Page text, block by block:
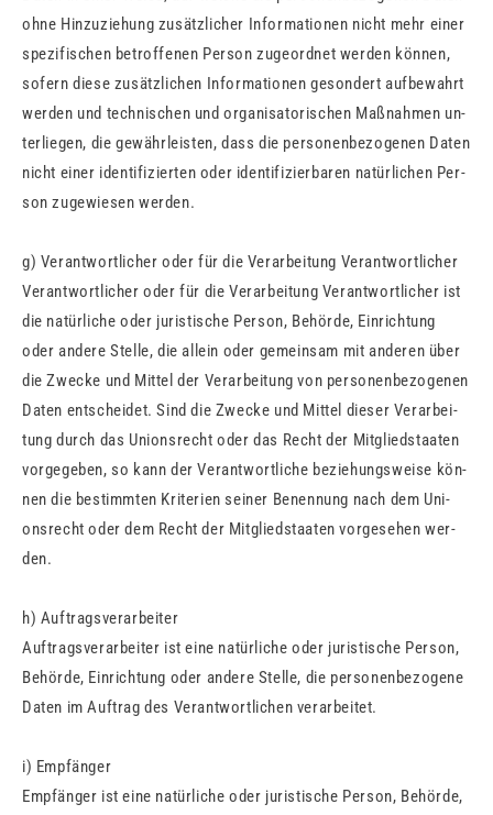
ohne Hin­zu­zie­hung zu­sätz­li­cher In­for­ma­tio­nen nicht mehr einer
spe­zi­fi­schen be­trof­fe­nen Per­son zu­ge­ord­net wer­den kön­nen,
so­fern diese zu­sätz­li­chen In­for­ma­tio­nen ge­son­dert auf­be­wahrt
wer­den und tech­ni­schen und or­ga­ni­sa­to­ri­schen Maß­nah­men un­
ter­lie­gen, die ge­währ­leis­ten, dass die per­so­nen­be­zo­ge­nen Daten
nicht einer iden­ti­fi­zier­ten oder iden­ti­fi­zier­ba­ren na­tür­li­chen Per­
son zu­ge­wie­sen wer­den.
g) Ver­ant­wort­li­cher oder für die Ver­ar­bei­tung Ver­ant­wort­li­cher
Ver­ant­wort­li­cher oder für die Ver­ar­bei­tung Ver­ant­wort­li­cher ist
die na­tür­li­che oder ju­ris­ti­sche Per­son, Be­hör­de, Ein­rich­tung
oder an­de­re Stel­le, die al­lein oder ge­mein­sam mit an­de­ren über
die Zwe­cke und Mit­tel der Ver­ar­bei­tung von per­so­nen­be­zo­ge­nen
Daten ent­schei­det. Sind die Zwe­cke und Mit­tel die­ser Ver­ar­bei­
tung durch das Uni­ons­recht oder das Recht der Mit­glied­staa­ten
vor­ge­ge­ben, so kann der Ver­ant­wort­li­che be­zie­hungs­wei­se kön­
nen die be­stimm­ten Kri­te­ri­en sei­ner Be­nen­nung nach dem Uni­
ons­recht oder dem Recht der Mit­glied­staa­ten vor­ge­se­hen wer­
den.
h) Auf­trags­ver­ar­bei­ter
Auf­trags­ver­ar­bei­ter ist eine na­tür­li­che oder ju­ris­ti­sche Per­son,
Be­hör­de, Ein­rich­tung oder an­de­re Stel­le, die per­so­nen­be­zo­ge­ne
Daten im Auf­trag des Ver­ant­wort­li­chen ver­ar­bei­tet.
i) Emp­fän­ger
Emp­fän­ger ist eine na­tür­li­che oder ju­ris­ti­sche Per­son, Be­hör­de,